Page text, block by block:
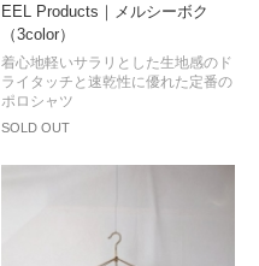
EEL Products｜メルシーボク
（3color）
SOLD OUT
着心地軽いサラリとした生地感のド
ライタッチと速乾性に優れた定番の
ポロシャツ